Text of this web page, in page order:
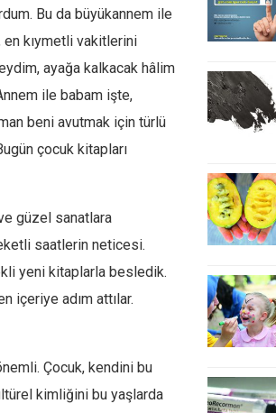
Bu da büyükannem ile
kıymetli vakitlerini
ayağa kalkacak hâlim
ile babam işte,
beni avutmak için türlü
çocuk kitapları
güzel sanatlara
saatlerin neticesi.
yeni kitaplarla besledik.
içeriye adım attılar.
Çocuk, kendini bu
kimliğini bu yaşlarda